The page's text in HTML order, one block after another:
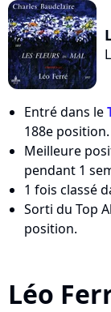
Entré dans le
188e position.
Meilleure
pendant 1
1 fois classé
Sorti du Top
position.
Léo